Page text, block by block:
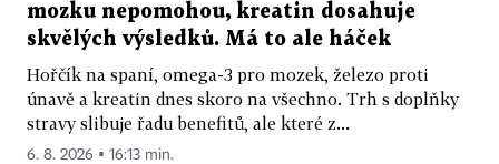
mozku nepomohou, kreatin dosahuje
skvělých výsledků. Má to ale háček
Hořčík na spaní, omega-3 pro mozek, železo proti
únavě a kreatin dnes skoro na všechno. Trh s doplňky
stravy slibuje řadu benefitů, ale které z...
6. 8. 2026 ▪ 16:13 min.